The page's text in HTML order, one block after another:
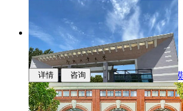
华东师范大学
多样化的升学,中新联合培养的办学
能力
详情 咨询